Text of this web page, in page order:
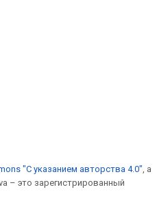
"С указанием авторства 4.0" , а
– это зарегистрированный